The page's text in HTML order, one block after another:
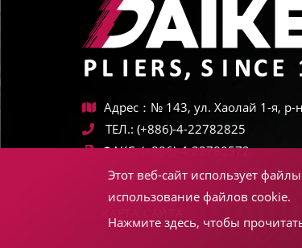
Адрес：№ 143, ул. Хаолай 1-я,
ТЕЛ.: (+886)-4-22782825
ФАКС: (+886)-4-22780572
Электронная почта:
Этот веб-сайт использует
использование файлов cookie.
Нажмите здесь, чтобы